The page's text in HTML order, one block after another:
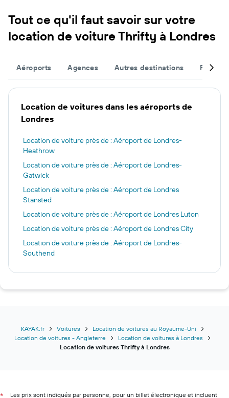
Tout ce qu'il faut savoir sur votre
location de voiture Thrifty à Londres
Aéroports Agences Autres destinations
Location de voitures dans les aéroports de
Londres
Location de voiture près de : Aéroport de Londres-
Heathrow
Location de voiture près de : Aéroport de Londres-
Gatwick
Location de voiture près de : Aéroport de Londres
Stansted
Location de voiture près de : Aéroport de Londres Luton
Location de voiture près de : Aéroport de Londres City
Location de voiture près de : Aéroport de Londres-
Southend
KAYAK.fr Voitures
Location de voitures au Royaume-Uni
Location de voitures - Angleterre
Location de voitures à Londres
Location de voitures Thrifty à Londres
* Les prix sont indiqués par personne, pour un billet électronique et incluent